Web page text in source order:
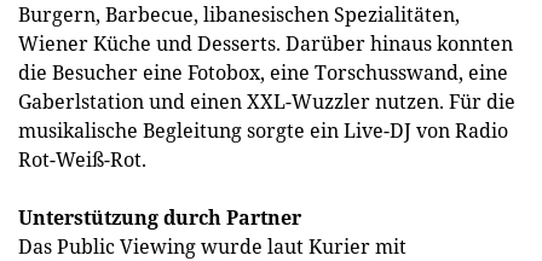
Burgern, Barbecue, libanesischen Spezialitäten,
Wiener Küche und Desserts. Darüber hinaus konnten
die Besucher eine Fotobox, eine Torschusswand, eine
Gaberlstation und einen XXL-Wuzzler nutzen. Für die
musikalische Begleitung sorgte ein Live-DJ von Radio
Rot-Weiß-Rot.
Unterstützung durch Partner
Das Public Viewing wurde laut Kurier mit